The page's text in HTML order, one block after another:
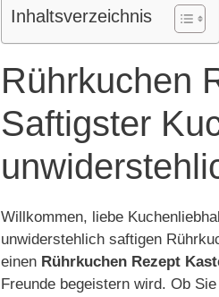
Inhaltsverzeichnis
Rührkuchen
Saftigster
Willkommen, liebe
unwiderstehlich saftigen
einen Rührkuchen Rezept
Freunde begeistern wird. Ob